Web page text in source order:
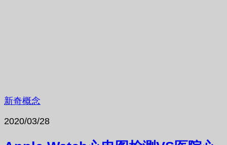
新奇概念
2020/03/28